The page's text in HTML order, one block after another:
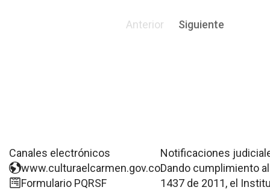
Anterior Siguiente
Canales electrónicos
www.culturaelcarmen.gov.co
Formulario PQRSF
Notificaciones
Dando cumplimiento
1437 de 2011, el